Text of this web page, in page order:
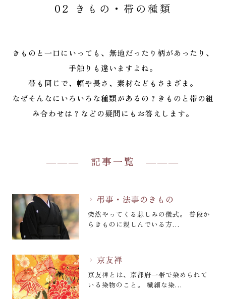
02 きもの・帯の種類
きものと一口にいっても、無地だったり柄があったり、
手触りも違いますよね。
帯も同じで、幅や長さ、素材などもさまざま。
なぜそんなにいろいろな種類があるの？きものと帯の組
み合わせは？などの疑問にもお答えします。
記事一覧
chevron_right 弔事・法事のきもの
突然やってくる悲しみの儀式。 普段か
らきものに親しんでいる方…
chevron_right 京友禅
京友禅とは、京都府一帯で染められて
いる染物のこと。 繊細な染…